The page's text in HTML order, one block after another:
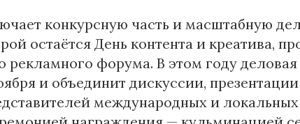
конкурсную часть и масштабную
остаётся День контента и креатива,
рекламного форума. В этом году
и объединит дискуссии,
международных и